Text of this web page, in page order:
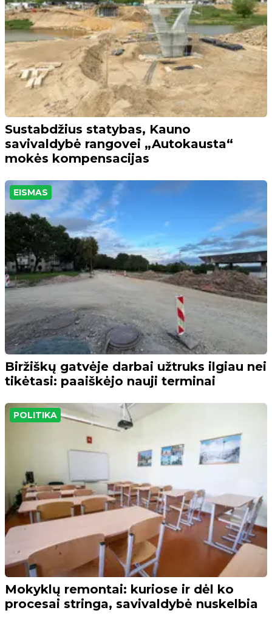
Sustabdžius statybas, Kauno
savivaldybė rangovei „Autokausta“
mokės kompensacijas
EISMAS
Biržiškų gatvėje darbai užtruks ilgiau nei
tikėtasi: paaiškėjo nauji terminai
POLITIKA
Mokyklų remontai: kuriose ir dėl ko
procesai stringa, savivaldybė nuskelbia